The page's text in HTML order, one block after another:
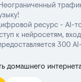
ресурс - AI-
к нейросетям,
300
домашнего